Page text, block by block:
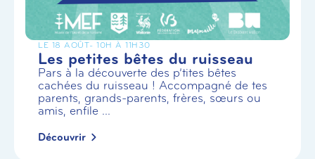
LE 18 AOÛT- 10H À 11H30
Les petites bêtes du ruisseau
Pars à la découverte des p’tites bêtes
cachées du ruisseau ! Accompagné de tes
parents, grands-parents, frères, sœurs ou
amis, enfile ...
Découvrir